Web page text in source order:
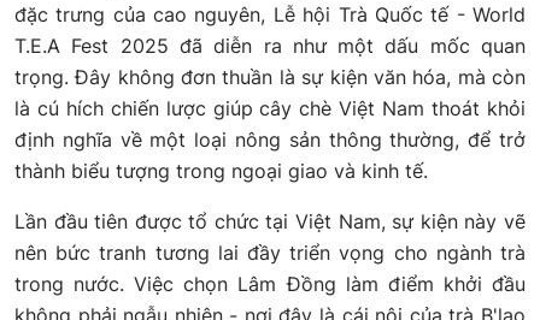
đặc trưng của cao nguyên, Lễ hội Trà Quốc tế - World
T.E.A Fest 2025 đã diễn ra như một dấu mốc quan
trọng. Đây không đơn thuần là sự kiện văn hóa, mà còn
là cú hích chiến lược giúp cây chè Việt Nam thoát khỏi
định nghĩa về một loại nông sản thông thường, để trở
thành biểu tượng trong ngoại giao và kinh tế.
Lần đầu tiên được tổ chức tại Việt Nam, sự kiện này vẽ
nên bức tranh tương lai đầy triển vọng cho ngành trà
trong nước. Việc chọn Lâm Đồng làm điểm khởi đầu
không phải ngẫu nhiên - nơi đây là cái nôi của trà B'lao